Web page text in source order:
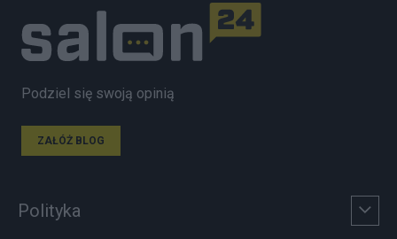
Podziel się swoją opinią
ZAŁÓŻ BLOG
Polityka